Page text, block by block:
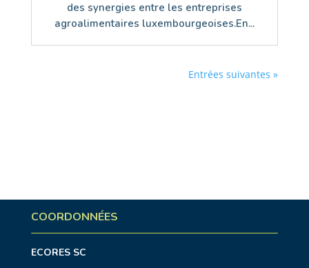
des synergies entre les entreprises
agroalimentaires luxembourgeoises.En...
Entrées suivantes »
COORDONNÉES
ECORES SC